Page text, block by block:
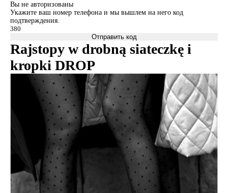
Вы не авторизованы
Укажите ваш номер телефона и мы вышлем на него код
подтверждения.
Отправить код
Rajstopy w drobną siateczkę i
kropki DROP